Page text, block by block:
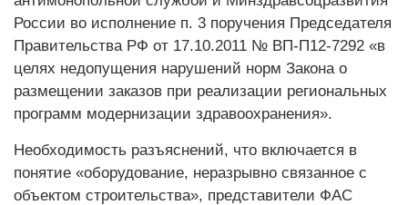
России во исполнение п. 3 поручения Председателя
Правительства РФ от 17.10.2011 № ВП-П12-7292 «в
целях недопущения нарушений норм Закона о
размещении заказов при реализации региональных
программ модернизации здравоохранения».
Необходимость разъяснений, что включается в
понятие «оборудование, неразрывно связанное с
объектом строительства», представители ФАС